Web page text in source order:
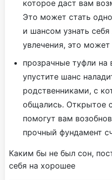
которое даст вам
Это может стать
и шансом узнать
увлечения, это
прозрачные туфли на
упустите шанс
родственниками, с
общались. Открытое
помогут вам
прочный фундамент
Каким бы не был сон,
себя на хорошее